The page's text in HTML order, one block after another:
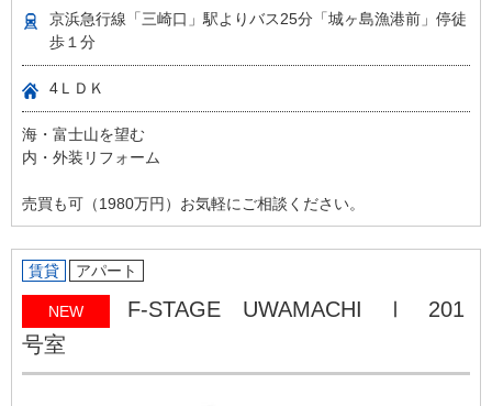
京浜急行線「三崎口」駅よりバス25分「城ヶ島漁港前」停徒
歩１分
4ＬＤＫ
海・富士山を望む
内・外装リフォーム
売買も可（1980万円）お気軽にご相談ください。
賃貸 アパート
NEW
F-STAGE UWAMACHI Ⅰ 201
号室